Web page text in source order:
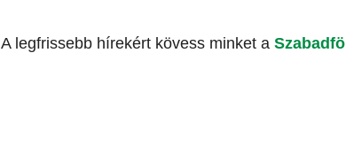
A legfrissebb hírekért kövess minket a